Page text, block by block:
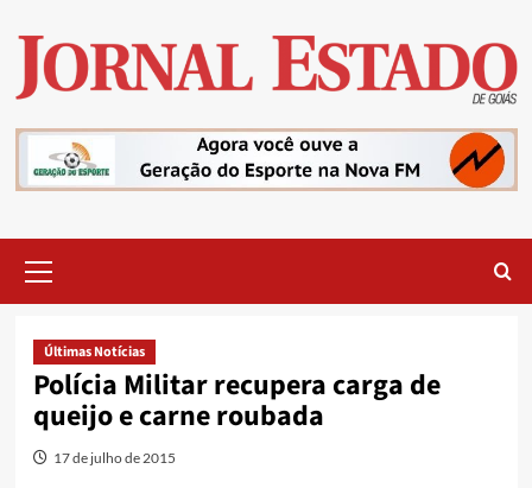
content
Menu
Últimas Notícias
Polícia Militar recupera carga de
queijo e carne roubada
17 de julho de 2015